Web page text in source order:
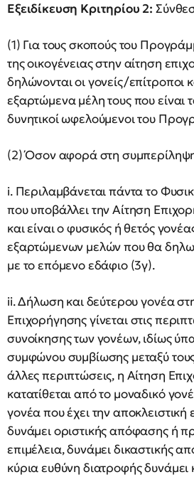
Εξειδίκευση Κριτηρίου 2:
(1) Για τους σκοπούς του
της οικογένειας στην αίτηση
δηλώνονται οι γονείς/επίτροποι
εξαρτώμενα μέλη τους που είναι
δυνητικοί ωφελούμενοι του
(2) Όσον αφορά στη
i. Περιλαμβάνεται πάντα το
που υποβάλλει την Αίτηση
και είναι ο φυσικός ή θετός
εξαρτώμενων μελών που θα
με το επόμενο εδάφιο (3γ).
ii. Δήλωση και δεύτερου γονέα
Επιχορήγησης γίνεται στις
συνοίκησης των γονέων, ιδίως
συμφώνου συμβίωσης μεταξύ
άλλες περιπτώσεις, η Αίτηση
κατατίθεται από το μοναδικό
γονέα που έχει την αποκλειστική
δυνάμει οριστικής απόφασης ή
επιμέλεια, δυνάμει δικαστικής
κύρια ευθύνη διατροφής δυνάμει